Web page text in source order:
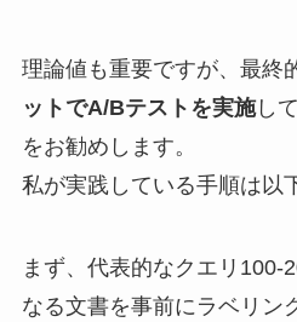
理論値も重要ですが、最終
ットでA/Bテストを実施し
をお勧めします。
私が実践している手順は以
まず、代表的なクエリ100-
なる文書を事前にラベリン